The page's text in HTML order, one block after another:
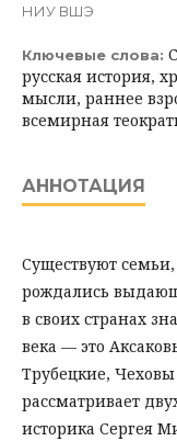
НИУ ВШЭ
Ключевые слова:
русская история,
мысли, раннее
всемирная
АННОТАЦИЯ
Существуют
рождались
в своих странах
века — это
Трубецкие,
рассматривает
историка Сергея